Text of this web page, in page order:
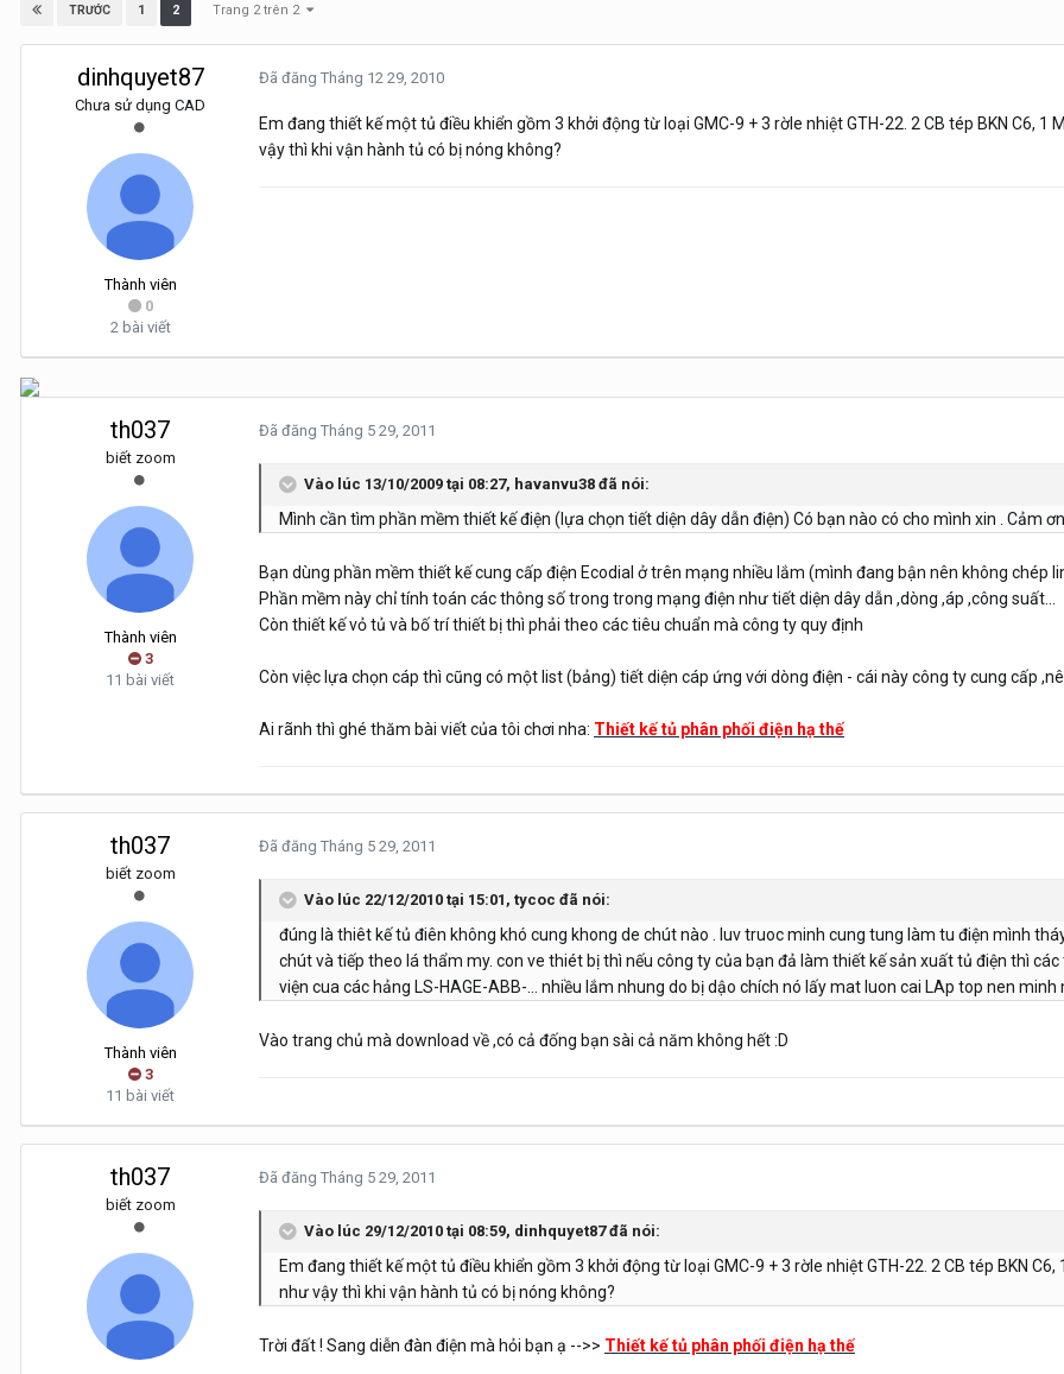
TRƯỚC 1 2 Trang 2 trên 2
dinhquyet87
Chưa sử dụng CAD
Thành viên
0
2 bài viết
Đã đăng Tháng 12 29, 2010
Em đang thiết kế một tủ điều khiển gồm 3 khởi động từ loại GMC-9 + 3 rờle nhiệt GTH-22. 2 CB tép BKN C6,
vậy thì khi vận hành tủ có bị nóng không?
th037
biết zoom
Thành viên
3
11 bài viết
Đã đăng Tháng 5 29, 2011
Vào lúc 13/10/2009 tại 08:27, havanvu38 đã nói:
Mình cần tìm phần mềm thiết kế điện (lựa chọn tiết diện dây dẫn điện) Có bạn nào có cho mình xin . Cảm
Bạn dùng phần mềm thiết kế cung cấp điện Ecodial ở trên mạng nhiều lắm (mình đang bận nên không chép
Phần mềm này chỉ tính toán các thông số trong trong mạng điện như tiết diện dây dẫn ,dòng ,áp ,công suất...
Còn thiết kế vỏ tủ và bố trí thiết bị thì phải theo các tiêu chuẩn mà công ty quy định
Còn việc lựa chọn cáp thì cũng có một list (bảng) tiết diện cáp ứng với dòng điện - cái này công ty cung cấp
Ai rãnh thì ghé thăm bài viết của tôi chơi nha: Thiết kế tủ phân phối điện hạ thế
th037
biết zoom
Thành viên
3
11 bài viết
Đã đăng Tháng 5 29, 2011
Vào lúc 22/12/2010 tại 15:01, tycoc đã nói:
đúng là thiêt kế tủ điên không khó cung khong de chút nào . luv truoc minh cung tung làm tu điện mình
chút và tiếp theo lá thẩm my. con ve thiét bị thì nếu công ty của bạn đả làm thiết kế sản xuất tủ điện thì
viện cua các hảng LS-HAGE-ABB-... nhiều lắm nhung do bị dậo chích nó lấy mat luon cai LAp top nen
Vào trang chủ mà download về ,có cả đống bạn sài cả năm không hết :D
th037
biết zoom
Đã đăng Tháng 5 29, 2011
Vào lúc 29/12/2010 tại 08:59, dinhquyet87 đã nói:
Em đang thiết kế một tủ điều khiển gồm 3 khởi động từ loại GMC-9 + 3 rờle nhiệt GTH-22. 2 CB tép BKN
như vậy thì khi vận hành tủ có bị nóng không?
Trời đất ! Sang diễn đàn điện mà hỏi bạn ạ -->> Thiết kế tủ phân phối điện hạ thế